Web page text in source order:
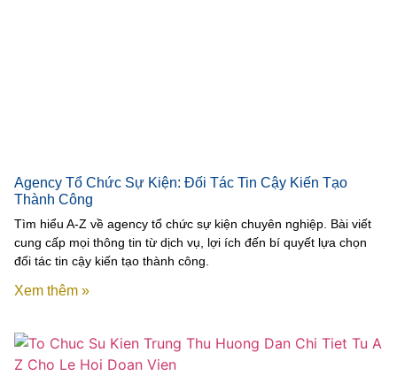
Agency Tổ Chức Sự Kiện: Đối Tác Tin Cậy Kiến Tạo
Thành Công
Tìm hiểu A-Z về agency tổ chức sự kiện chuyên nghiệp. Bài viết
cung cấp mọi thông tin từ dịch vụ, lợi ích đến bí quyết lựa chọn
đối tác tin cậy kiến tạo thành công.
Xem thêm »